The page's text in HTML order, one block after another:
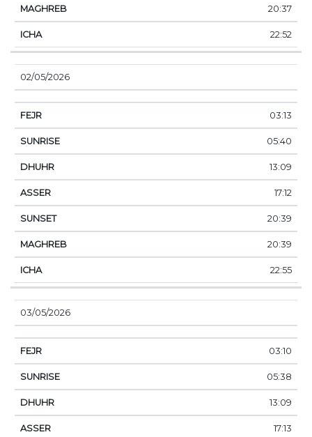
20:37
22:52
02/05/2026
03:13
05:40
13:09
17:12
20:39
20:39
22:55
03/05/2026
03:10
05:38
13:09
17:13